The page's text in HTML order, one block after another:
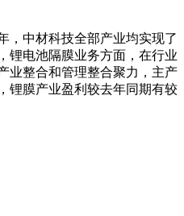
，中材科技全部产业均实现了
锂电池隔膜业务方面，在行业
业整合和管理整合聚力，主产
锂膜产业盈利较去年同期有较